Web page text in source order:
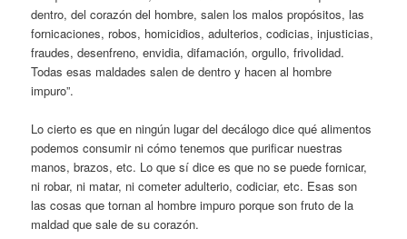
dentro, del corazón del hombre, salen los malos propósitos, las
fornicaciones, robos, homicidios, adulterios, codicias, injusticias,
fraudes, desenfreno, envidia, difamación, orgullo, frivolidad.
Todas esas maldades salen de dentro y hacen al hombre
impuro”.
Lo cierto es que en ningún lugar del decálogo dice qué alimentos
podemos consumir ni cómo tenemos que purificar nuestras
manos, brazos, etc. Lo que sí dice es que no se puede fornicar,
ni robar, ni matar, ni cometer adulterio, codiciar, etc. Esas son
las cosas que tornan al hombre impuro porque son fruto de la
maldad que sale de su corazón.